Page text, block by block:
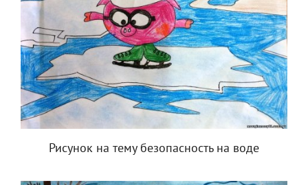
Рисунок на тему безопасность на воде